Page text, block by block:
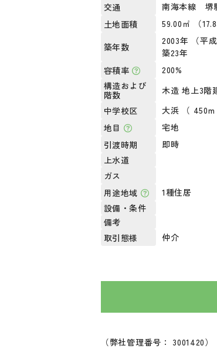
交通 南海本線 堺
土地面積
59.00㎡ （
築年数
2003年 （平
築23年
容積率
200%
構造および
階数
木造 地上3階
中学校区
大浜 （ 450m
地目
宅地
引渡時期
即時
上水道
ガス
用途地域
1種住居
設備・条件
備考
取引態様
仲介
（弊社管理番号： 3001420）